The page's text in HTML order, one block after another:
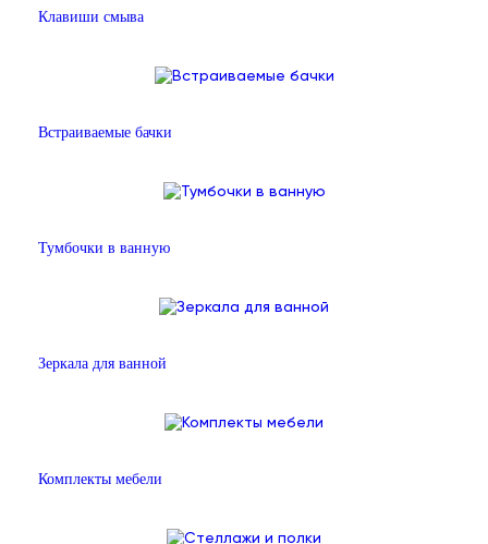
Клавиши смыва
Встраиваемые бачки
Тумбочки в ванную
Зеркала для ванной
Комплекты мебели